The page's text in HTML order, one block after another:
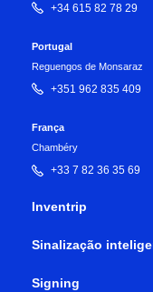
+34 615 82 78 29
Portugal
Reguengos de Monsaraz
+351 962 835 409
França
Chambéry
+33 7 82 36 35 69
Inventrip
Sinalização
Signing